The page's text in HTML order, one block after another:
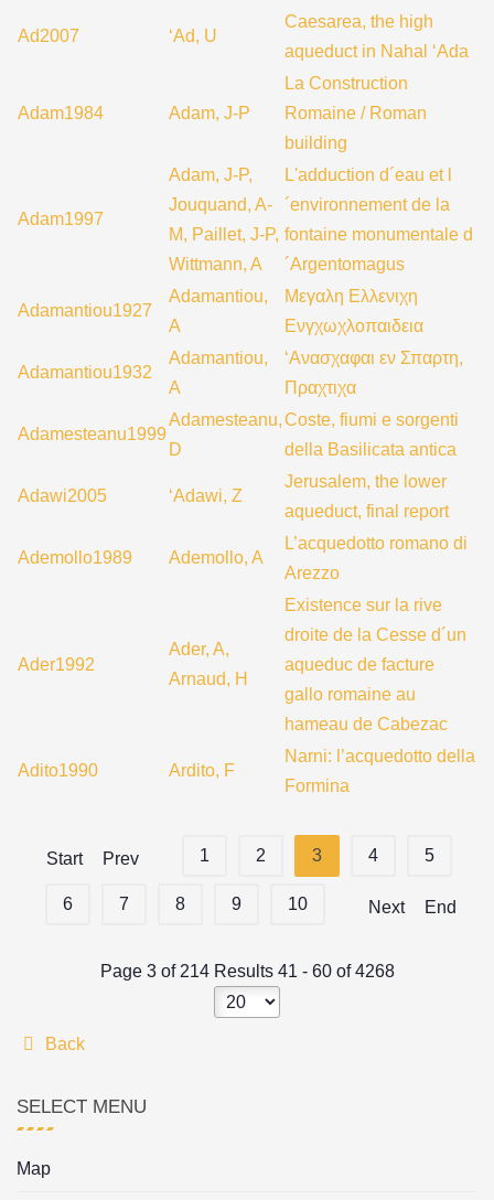
Ad2007 ‘Ad, U
Caesarea, the high
aqueduct in Nahal ‘Ada
Adam1984 Adam, J-P
La Construction
Romaine / Roman
building
Adam1997
Adam, J-P,
Jouquand, A-
M, Paillet, J-P,
Wittmann, A
L'adduction d´eau et l
´environnement de la
fontaine monumentale d
´Argentomagus
Adamantiou1927
Adamantiou,
Α
Mεγαλη Ελλενιχη
Ενγχωχλοπαιδεια
Adamantiou1932
Adamantiou,
A
‘Ανασχαφαι εν Σπαρτη,
Πραχτιχα
Adamesteanu1999
Adamesteanu,
D
Coste, fiumi e sorgenti
della Basilicata antica
Adawi2005 ‘Adawi, Z
Jerusalem, the lower
aqueduct, final report
Ademollo1989 Ademollo, A
L’acquedotto romano di
Arezzo
Ader1992
Ader, A,
Arnaud, H
Existence sur la rive
droite de la Cesse d´un
aqueduc de facture
gallo romaine au
hameau de Cabezac
Adito1990 Ardito, F
Narni: l’acquedotto della
Formina
Start Prev 1 2 3 4 5
6 7 8 9 10 Next End
Page 3 of 214 Results 41 - 60 of 4268
Back
SELECT MENU
Map